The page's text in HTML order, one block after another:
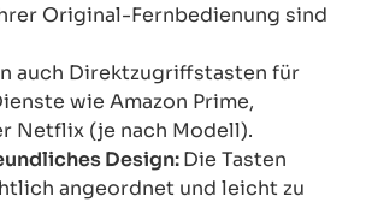
Original-Fernbedienung sind
auch Direktzugriffstasten für
wie Amazon Prime,
Netflix (je nach Modell).
Design:Die Tasten
angeordnet und leicht zu